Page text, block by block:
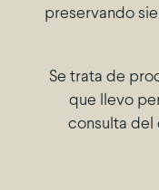
preservando
Se trata de
que llevo
consulta del